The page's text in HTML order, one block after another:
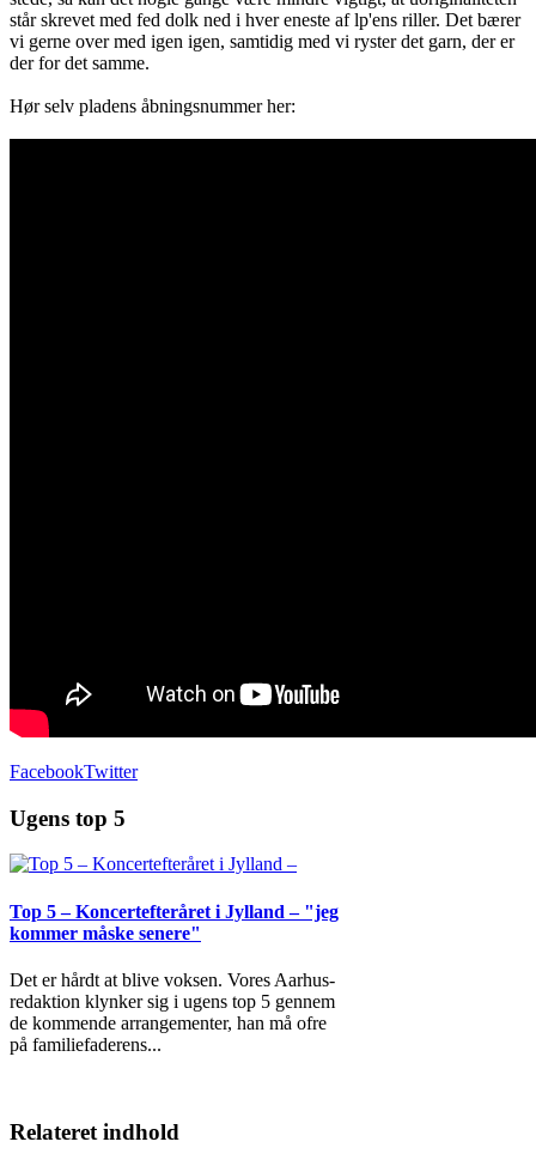
står skrevet med fed dolk ned i hver eneste af lp'ens riller. Det bærer
vi gerne over med igen igen, samtidig med vi ryster det garn, der er
der for det samme.
Hør selv pladens åbningsnummer her:
FacebookTwitter
Ugens top 5
Top 5 – Koncertefteråret i Jylland – "jeg
kommer måske senere"
Det er hårdt at blive voksen. Vores Aarhus-
redaktion klynker sig i ugens top 5 gennem
de kommende arrangementer, han må ofre
på familiefaderens...
Relateret indhold